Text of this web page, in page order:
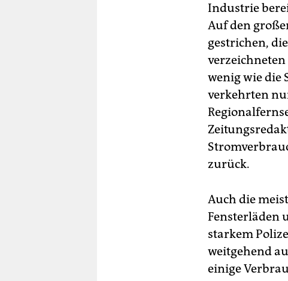
Industrie
Auf den
gestrichen,
wenig wie die
verkehrten
zurück.
Auch die
Fensterläden
starkem
weitgehend
einige